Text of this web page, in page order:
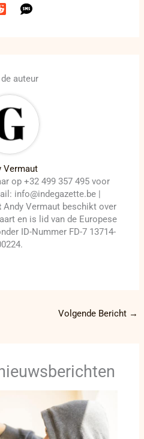
de auteur
Vermaut
op +32 499 357 495 voor
info@indegazette.be |
Andy Vermaut beschikt over
en is lid van de Europese
ID-Nummer FD-7 13714-
Volgende Bericht →